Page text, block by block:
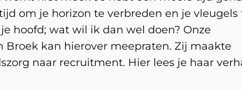
om je horizon te verbreden en je vleugels
hoofd; wat wil ik dan wel doen? Onze
kan hierover meepraten. Zij maakte
naar recruitment. Hier lees je haar